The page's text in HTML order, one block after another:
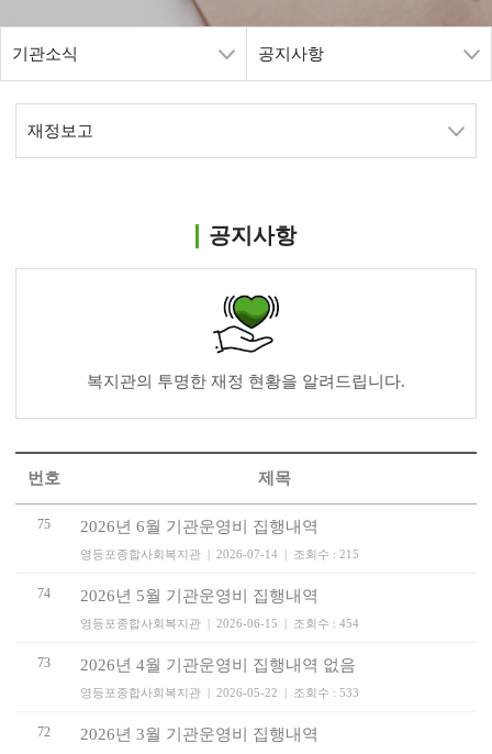
기관소식 공지사항
재정보고
공지사항
복지관의 투명한 재정 현황을 알려드립니다.
번호 제목
75 2026년 6월 기관운영비 집행내역
영등포종합사회복지관 | 2026-07-14 | 조회수 : 215
74 2026년 5월 기관운영비 집행내역
영등포종합사회복지관 | 2026-06-15 | 조회수 : 454
73 2026년 4월 기관운영비 집행내역 없음
영등포종합사회복지관 | 2026-05-22 | 조회수 : 533
72 2026년 3월 기관운영비 집행내역